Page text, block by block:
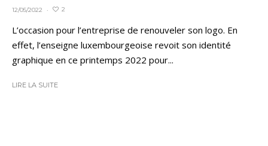
12/05/2022 · 2
L’occasion pour l’entreprise de renouveler son logo. En
effet, l’enseigne luxembourgeoise revoit son identité
graphique en ce printemps 2022 pour...
LIRE LA SUITE